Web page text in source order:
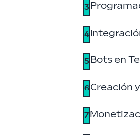
3
4
5Bots en
6Creación
7